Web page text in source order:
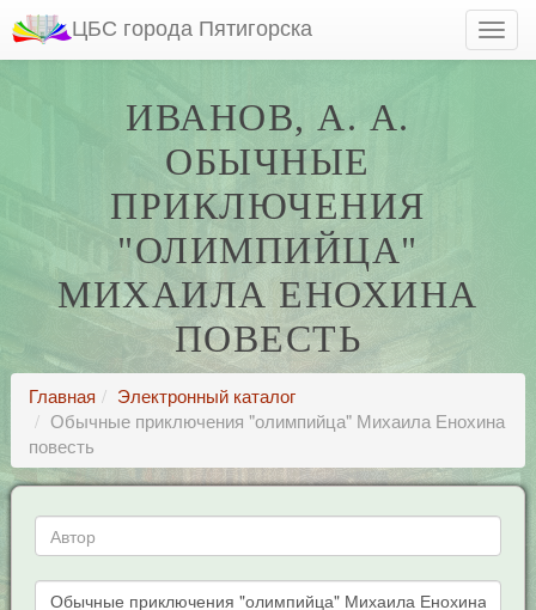
ЦБС города Пятигорска
ИВАНОВ, А. А.
ОБЫЧНЫЕ
ПРИКЛЮЧЕНИЯ
"ОЛИМПИЙЦА"
МИХАИЛА ЕНОХИНА
ПОВЕСТЬ
Главная
Электронный каталог
Обычные приключения "олимпийца" Михаила Енохина
повесть